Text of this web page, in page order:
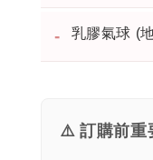
- 乳膠氣球 (
⚠️ 訂購前重